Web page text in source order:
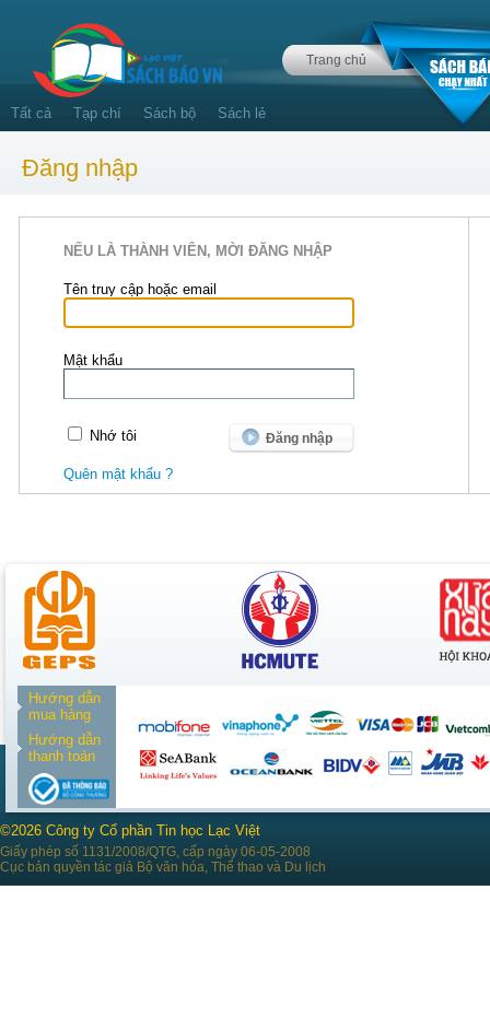
Trang chủ
Tất cả Tạp chí Sách bộ Sách lẻ
Đăng nhập
NẾU LÀ THÀNH VIÊN, MỜI ĐĂNG NHẬP
Tên truy cập hoặc email
Mật khẩu
Nhớ tôi
Quên mật khẩu ?
Hướng dẫn
mua hàng
Hướng dẫn
thanh toán
©2026 Công ty Cổ phần Tin học Lạc Việt
Giấy phép số 1131/2008/QTG, cấp ngày 06-05-2008
Cục bản quyền tác giả Bộ văn hóa, Thể thao và Du lịch